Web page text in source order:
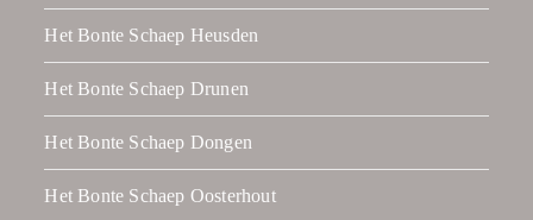
Het Bonte Schaep Heusden
Het Bonte Schaep Drunen
Het Bonte Schaep Dongen
Het Bonte Schaep Oosterhout